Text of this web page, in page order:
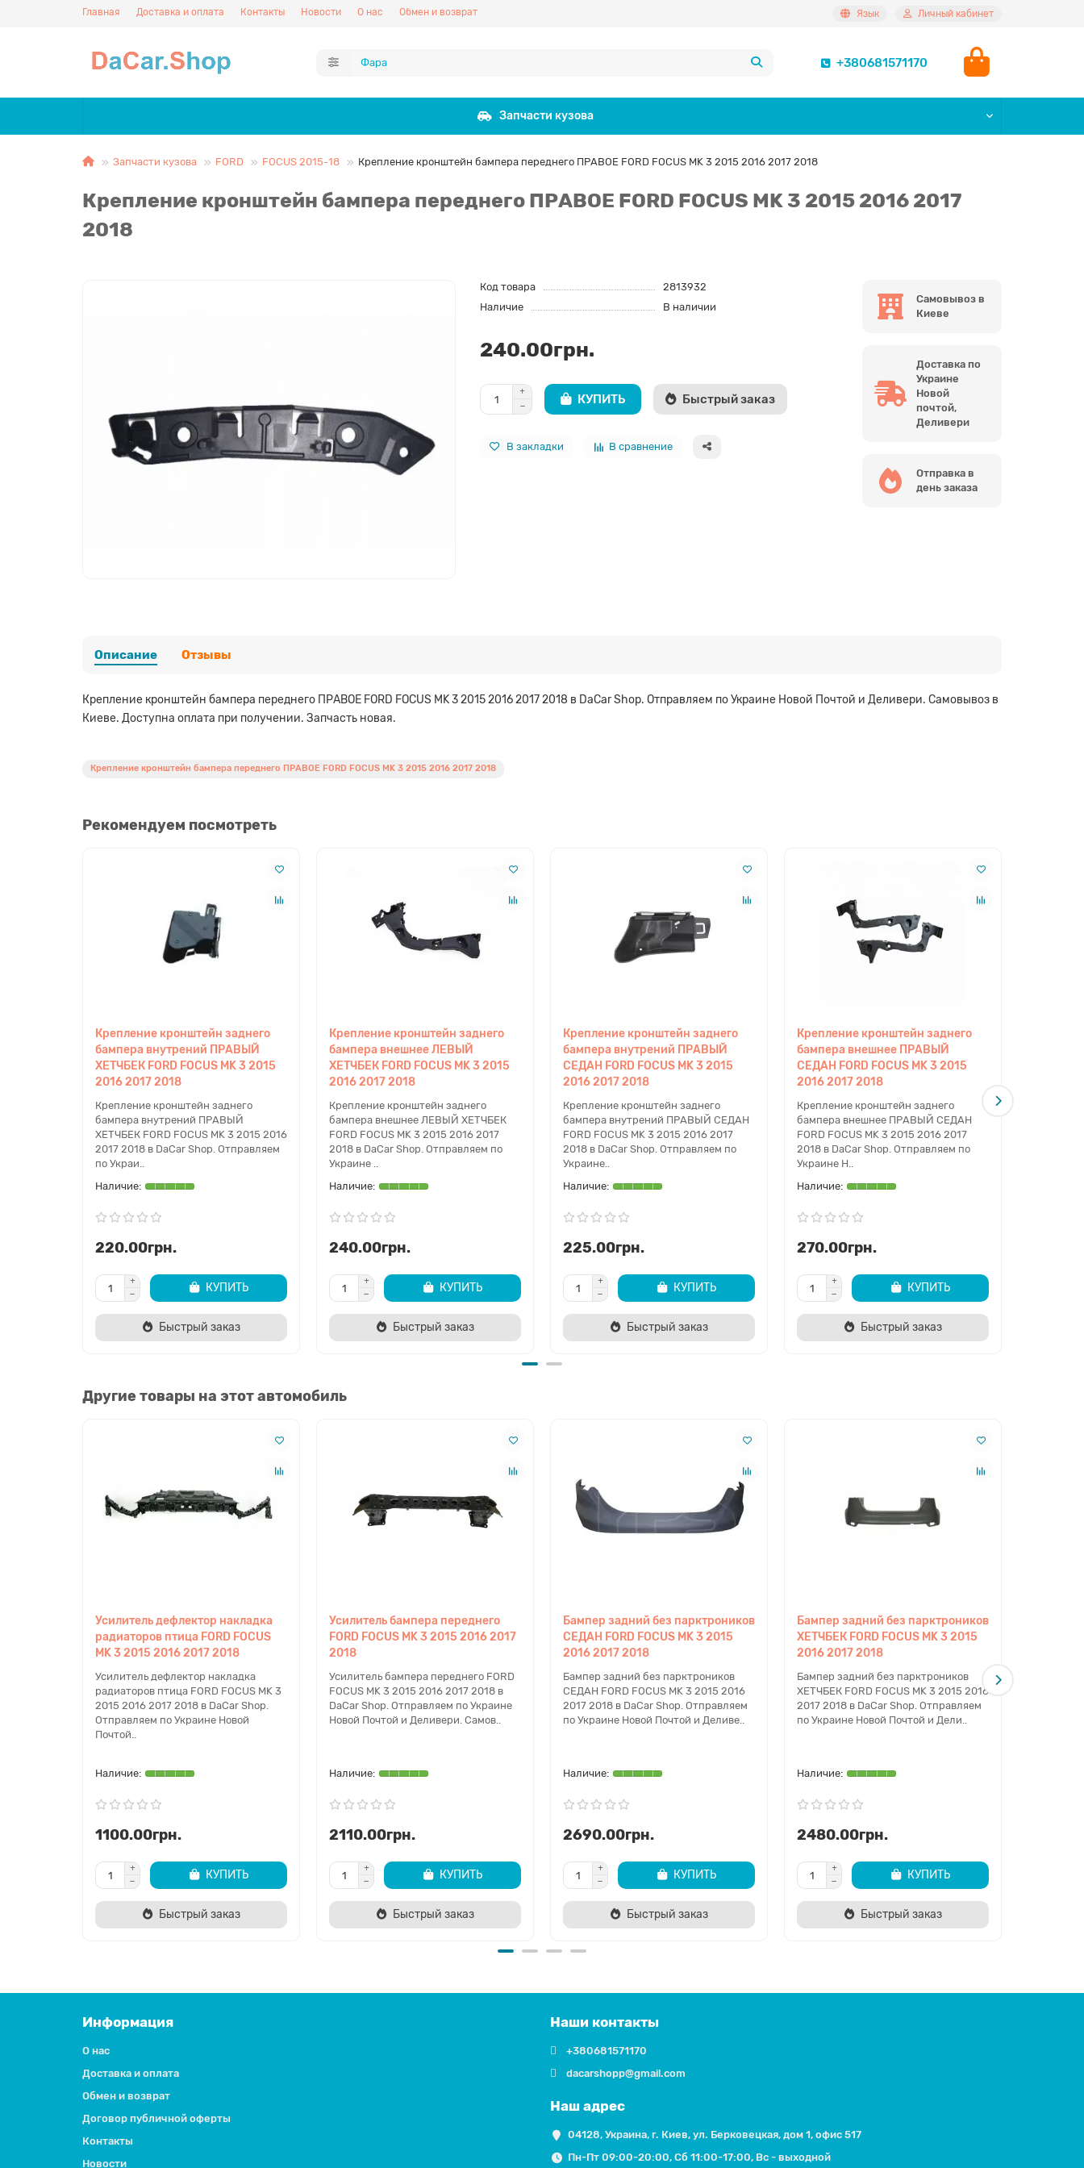
Главная Доставка и оплата Контакты Новости О нас Обмен и возврат Язык Личный кабинет
+380681571170
Запчасти кузова
Запчасти кузова FORD FOCUS 2015-18 Крепление кронштейн бампера переднего ПРАВОЕ FORD FOCUS MK 3 2015 2016 2017 2018
Крепление кронштейн бампера переднего ПРАВОЕ FORD FOCUS MK 3 2015 2016 2017
2018
Код товара
2813932
Наличие
В наличии
240.00грн.
КУПИТЬ Быстрый заказ
В закладки В сравнение
Самовывоз в
Киеве
Доставка по
Украине
Новой
почтой,
Деливери
Отправка в
день заказа
Описание Отзывы
Крепление кронштейн бампера переднего ПРАВОЕ FORD FOCUS MK 3 2015 2016 2017 2018 в DaCar Shop. Отправляем по Украине Новой Почтой и Деливери. Самовывоз в
Киеве. Доступна оплата при получении. Запчасть новая.
Крепление кронштейн бампера переднего ПРАВОЕ FORD FOCUS MK 3 2015 2016 2017 2018
Рекомендуем посмотреть
Крепление кронштейн заднего
бампера внутрений ПРАВЫЙ
ХЕТЧБЕК FORD FOCUS MK 3 2015
2016 2017 2018
Крепление кронштейн заднего
бампера внутрений ПРАВЫЙ
ХЕТЧБЕК FORD FOCUS MK 3 2015 2016
2017 2018 в DaCar Shop. Отправляем
по Украи..
220.00грн.
КУПИТЬ
Быстрый заказ
Крепление кронштейн заднего
бампера внешнее ЛЕВЫЙ
ХЕТЧБЕК FORD FOCUS MK 3 2015
2016 2017 2018
Крепление кронштейн заднего
бампера внешнее ЛЕВЫЙ ХЕТЧБЕК
FORD FOCUS MK 3 2015 2016 2017
2018 в DaCar Shop. Отправляем по
Украине ..
240.00грн.
КУПИТЬ
Быстрый заказ
Крепление кронштейн заднего
бампера внутрений ПРАВЫЙ
СЕДАН FORD FOCUS MK 3 2015
2016 2017 2018
Крепление кронштейн заднего
бампера внутрений ПРАВЫЙ СЕДАН
FORD FOCUS MK 3 2015 2016 2017
2018 в DaCar Shop. Отправляем по
Украине..
225.00грн.
КУПИТЬ
Быстрый заказ
Крепление кронштейн заднего
бампера внешнее ПРАВЫЙ
СЕДАН FORD FOCUS MK 3 2015
2016 2017 2018
Крепление кронштейн заднего
бампера внешнее ПРАВЫЙ СЕДАН
FORD FOCUS MK 3 2015 2016 2017
2018 в DaCar Shop. Отправляем по
Украине Н..
270.00грн.
КУПИТЬ
Быстрый заказ
Другие товары на этот автомобиль
Усилитель дефлектор накладка
радиаторов птица FORD FOCUS
MK 3 2015 2016 2017 2018
Усилитель дефлектор накладка
радиаторов птица FORD FOCUS MK 3
2015 2016 2017 2018 в DaCar Shop.
Отправляем по Украине Новой
Почтой..
1100.00грн.
КУПИТЬ
Быстрый заказ
Усилитель бампера переднего
FORD FOCUS MK 3 2015 2016 2017
2018
Усилитель бампера переднего FORD
FOCUS MK 3 2015 2016 2017 2018 в
DaCar Shop. Отправляем по Украине
Новой Почтой и Деливери. Самов..
2110.00грн.
КУПИТЬ
Быстрый заказ
Бампер задний без парктроников
СЕДАН FORD FOCUS MK 3 2015
2016 2017 2018
Бампер задний без парктроников
СЕДАН FORD FOCUS MK 3 2015 2016
2017 2018 в DaCar Shop. Отправляем
по Украине Новой Почтой и Деливе..
2690.00грн.
КУПИТЬ
Быстрый заказ
Бампер задний без парктроников
ХЕТЧБЕК FORD FOCUS MK 3 2015
2016 2017 2018
Бампер задний без парктроников
ХЕТЧБЕК FORD FOCUS MK 3 2015 2016
2017 2018 в DaCar Shop. Отправляем
по Украине Новой Почтой и Дели..
2480.00грн.
КУПИТЬ
Быстрый заказ
Информация
О нас
Доставка и оплата
Обмен и возврат
Договор публичной оферты
Контакты
Новости
Наши контакты
+380681571170
dacarshopp@gmail.com
Наш адрес
04128, Украина, г. Киев, ул. Берковецкая, дом 1, офис 517
Пн-Пт 09:00-20:00, Сб 11:00-17:00, Вс - выходной